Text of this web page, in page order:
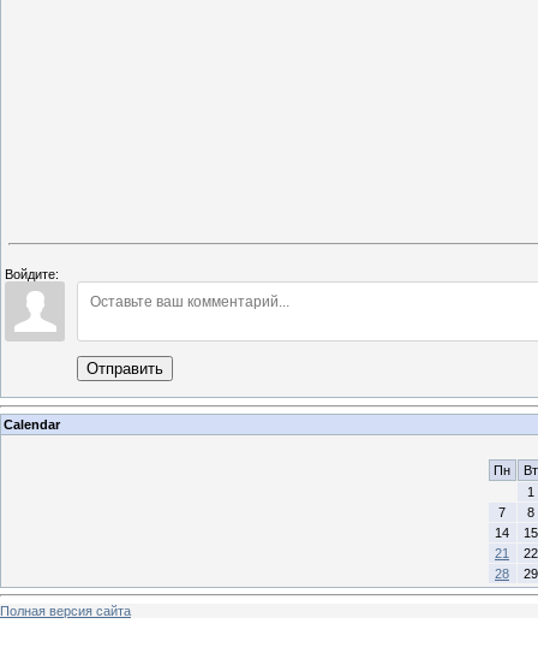
Войдите:
Отправить
Calendar
Пн
Вт
1
7
8
14
15
21
22
28
29
Полная версия сайта